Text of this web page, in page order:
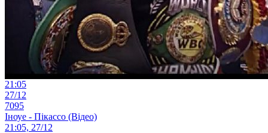
21:05
27/12
7095
Іноуе - Пікассо (Відео)
21:05, 27/12